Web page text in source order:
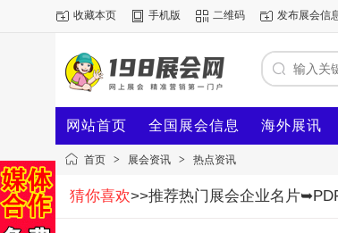
收藏本页 手机版 二维码 发布展会信
网站首页 全国展会信息 海外展讯
首页 > 展会资讯 > 热点资讯
猜你喜欢>>推荐热门展会企业名片